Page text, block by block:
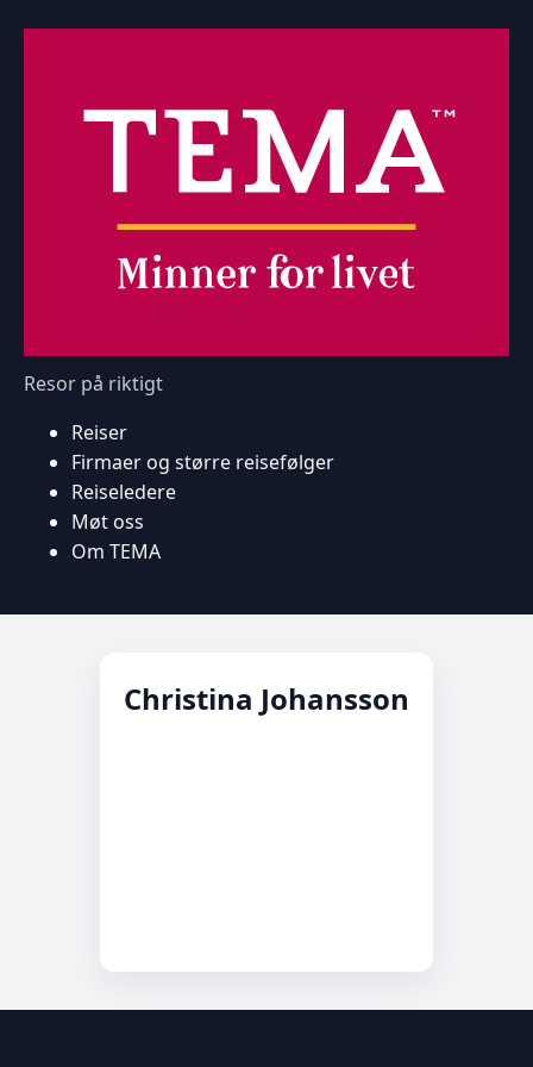
Resor på riktigt
Reiser
Firmaer og større reisefølger
Reiseledere
Møt oss
Om TEMA
Christina Johansson